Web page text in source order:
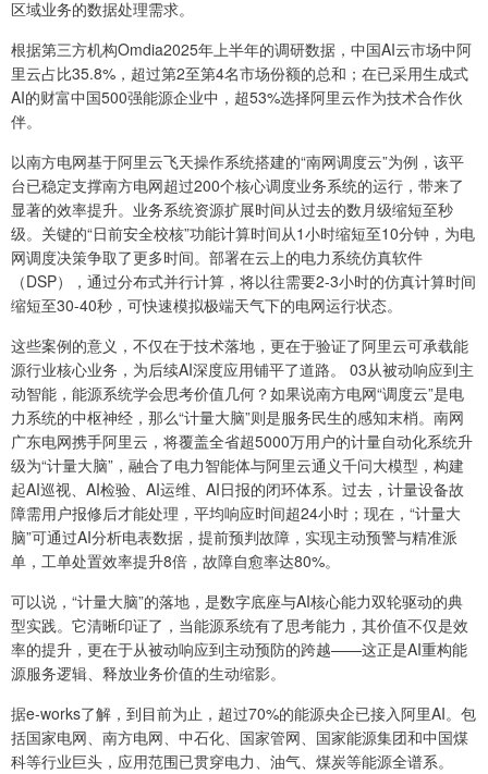
区域业务的数据处理需求。
根据第三方机构Omdia2025年上半年的调研数据，中国AI云市场中阿
里云占比35.8%，超过第2至第4名市场份额的总和；在已采用生成式
AI的财富中国500强能源企业中，超53%选择阿里云作为技术合作伙
伴。
以南方电网基于阿里云飞天操作系统搭建的“南网调度云”为例，该平
台已稳定支撑南方电网超过200个核心调度业务系统的运行，带来了
显著的效率提升。业务系统资源扩展时间从过去的数月级缩短至秒
级。关键的“日前安全校核”功能计算时间从1小时缩短至10分钟，为电
网调度决策争取了更多时间。部署在云上的电力系统仿真软件
（DSP），通过分布式并行计算，将以往需要2-3小时的仿真计算时间
缩短至30-40秒，可快速模拟极端天气下的电网运行状态。
这些案例的意义，不仅在于技术落地，更在于验证了阿里云可承载能
源行业核心业务，为后续AI深度应用铺平了道路。 03从被动响应到主
动智能，能源系统学会思考价值几何？如果说南方电网“调度云”是电
力系统的中枢神经，那么“计量大脑”则是服务民生的感知末梢。南网
广东电网携手阿里云，将覆盖全省超5000万用户的计量自动化系统升
级为“计量大脑”，融合了电力智能体与阿里云通义千问大模型，构建
起AI巡视、AI检验、AI运维、AI日报的闭环体系。过去，计量设备故
障需用户报修后才能处理，平均响应时间超24小时；现在，“计量大
脑”可通过AI分析电表数据，提前预判故障，实现主动预警与精准派
单，工单处置效率提升8倍，故障自愈率达80%。
可以说，“计量大脑”的落地，是数字底座与AI核心能力双轮驱动的典
型实践。它清晰印证了，当能源系统有了思考能力，其价值不仅是效
率的提升，更在于从被动响应到主动预防的跨越——这正是AI重构能
源服务逻辑、释放业务价值的生动缩影。
据e-works了解，到目前为止，超过70%的能源央企已接入阿里AI。包
括国家电网、南方电网、中石化、国家管网、国家能源集团和中国煤
科等行业巨头，应用范围已贯穿电力、油气、煤炭等能源全谱系。